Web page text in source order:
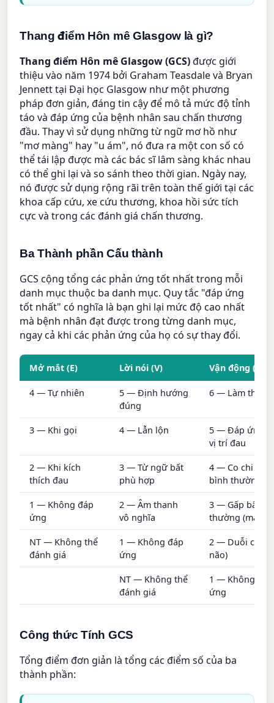
Thang điểm Hôn mê Glasgow là gì?
Thang điểm Hôn mê Glasgow (GCS)được giới
thiệu vào năm 1974 bởi Graham Teasdale và Bryan
Jennett tại Đại học Glasgow như một phương
pháp đơn giản, đáng tin cậy để mô tả mức độ tỉnh
táo và đáp ứng của bệnh nhân sau chấn thương
đầu. Thay vì sử dụng những từ ngữ mơ hồ như
"mơ màng" hay "u ám", nó đưa ra một con số có
thể tái lập được mà các bác sĩ lâm sàng khác nhau
có thể ghi lại và so sánh theo thời gian. Ngày nay,
nó được sử dụng rộng rãi trên toàn thế giới tại các
khoa cấp cứu, xe cứu thương, khoa hồi sức tích
cực và trong các đánh giá chấn thương.
Ba Thành phần Cấu thành
GCS cộng tổng các phản ứng tốt nhất trong mỗi
danh mục thuộc ba danh mục. Quy tắc "đáp ứng
tốt nhất" có nghĩa là bạn ghi lại mức độ cao nhất
mà bệnh nhân đạt được trong từng danh mục,
ngay cả khi các phản ứng của họ có sự thay đổi.
Mở mắt (E) Lời nói (V) Vận động (M)
4 — Tự nhiên
5 — Định hướng
đúng
6 — Làm theo
3 — Khi gọi 4 — Lẫn lộn
5 — Đáp ứng
vị trí đau
2 — Khi kích
thích đau
3 — Từ ngữ bất
phù hợp
4 — Co chi (gấp
bình thường)
1 — Không đáp
ứng
2 — Âm thanh
vô nghĩa
3 — Gấp bất
thường (mất
NT — Không thể
đánh giá
1 — Không đáp
ứng
2 — Duỗi chi
não)
NT — Không thể
đánh giá
1 — Không đáp
ứng
Công thức Tính GCS
Tổng điểm đơn giản là tổng các điểm số của ba
thành phần: